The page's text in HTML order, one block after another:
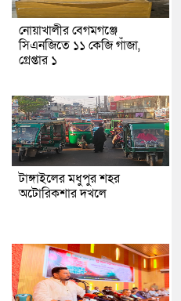
নোয়াখালীর বেগমগঞ্জে
সিএনজিতে ১১ কেজি গাঁজা,
গ্রেপ্তার ১
টাঙ্গাইলের মধুপুর শহর
অটোরিকশার দখলে